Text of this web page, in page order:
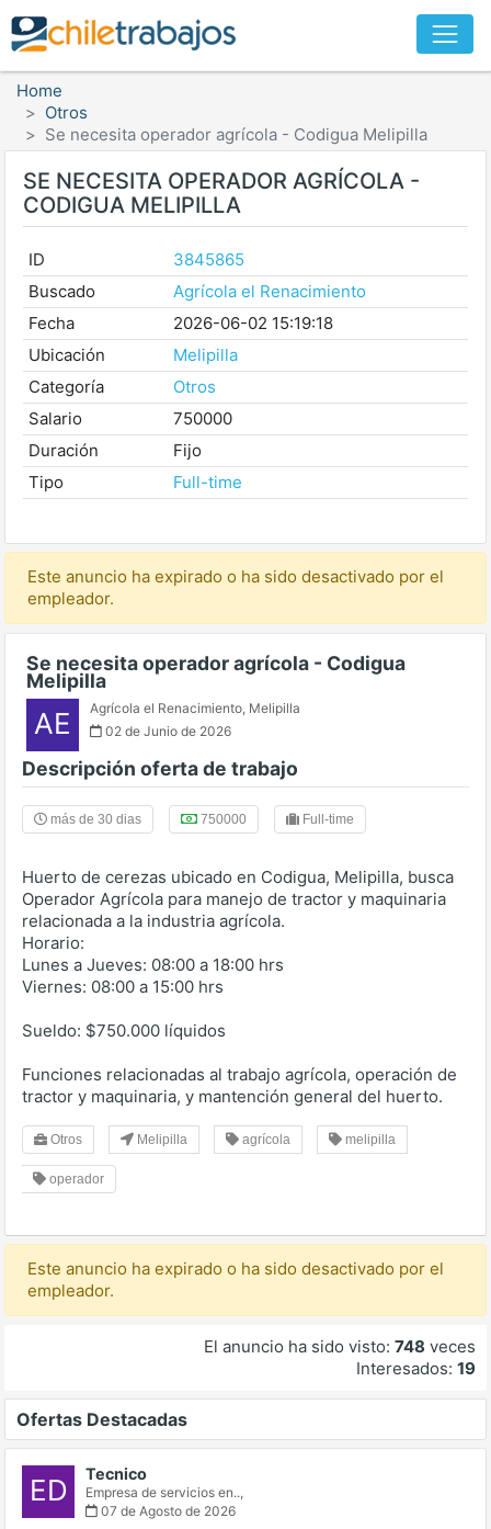
Home
Otros
Se necesita operador agrícola - Codigua Melipilla
SE NECESITA OPERADOR AGRÍCOLA -
CODIGUA MELIPILLA
ID
3845865
Buscado
Agrícola el Renacimiento
Fecha
2026-06-02 15:19:18
Ubicación
Melipilla
Categoría
Otros
Salario
750000
Duración
Fijo
Tipo
Full-time
Este anuncio ha expirado o ha sido desactivado por el
empleador.
Se necesita operador agrícola - Codigua
Melipilla
AE Agrícola el Renacimiento, Melipilla
02 de Junio de 2026
Descripción oferta de trabajo
más de 30 dias 750000 Full-time
Huerto de cerezas ubicado en Codigua, Melipilla, busca
Operador Agrícola para manejo de tractor y maquinaria
relacionada a la industria agrícola.
Horario:
Lunes a Jueves: 08:00 a 18:00 hrs
Viernes: 08:00 a 15:00 hrs
Sueldo: $750.000 líquidos
Funciones relacionadas al trabajo agrícola, operación de
tractor y maquinaria, y mantención general del huerto.
Otros Melipilla agrícola melipilla
operador
Este anuncio ha expirado o ha sido desactivado por el
empleador.
El anuncio ha sido visto: 748 veces
Interesados: 19
Ofertas Destacadas
ED Tecnico
Empresa de servicios en..,
07 de Agosto de 2026